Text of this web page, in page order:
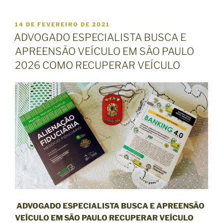
P
U
B
L
I
C
D
O
E
M
14 DE FEVEREIRO DE 2021
ADVOGADO ESPECIALISTA BUSCA E
APREENSÃO VEÍCULO EM SÃO PAULO
2026 COMO RECUPERAR VEÍCULO
ADVOGADO ESPECIALISTA BUSCA E APREENSÃO
VEÍCULO EM SÃO PAULO RECUPERAR VEÍCULO